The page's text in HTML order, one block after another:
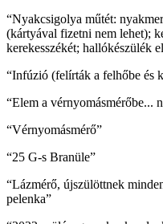
“Nyakcsigolya műtét:
(kártyával fizetni nem lehet);
kerekesszékét; hallókészülék
“Infúzió (felírták a felhőbe és
“Elem a vérnyomásmérőbe...
“Vérnyomásmérő”
“25 G-s Branüle”
“Lázmérő, újszülöttnek
pelenka”